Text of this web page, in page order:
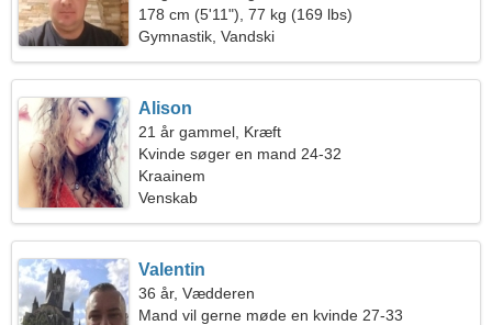
178 cm (5'11"), 77 kg (169 lbs)
Gymnastik, Vandski
Alison
21 år gammel, Kræft
Kvinde søger en mand 24-32
Kraainem
Venskab
Valentin
36 år, Vædderen
Mand vil gerne møde en kvinde 27-33